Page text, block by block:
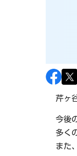
芹ヶ
今後
多く
また